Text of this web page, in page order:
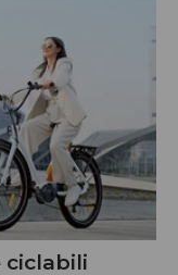
ciclabili